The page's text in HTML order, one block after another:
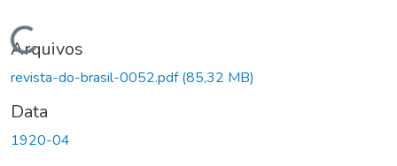
Carregando...
Arquivos
revista-do-brasil-0052.pdf(85,32 MB)
Data
1920-04